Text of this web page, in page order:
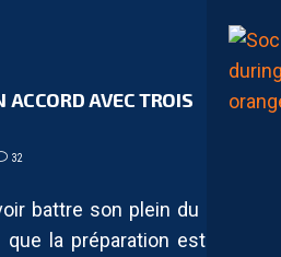
AVEC TROIS
32
battre son plein du côté
la préparation estivale